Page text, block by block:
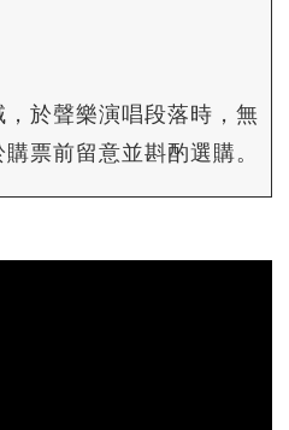
於聲樂演唱段落時，無
票前留意並斟酌選購。